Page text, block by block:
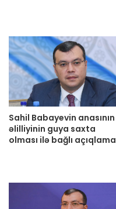
Sahil Babayevin anasının
əlilliyinin guya saxta
olması ilə bağlı açıqlama